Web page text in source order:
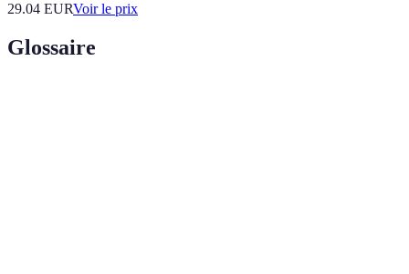
29.04 EURVoir le prix
Glossaire